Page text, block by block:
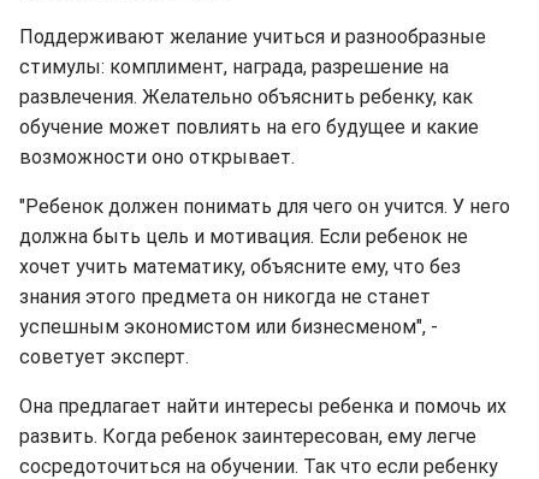
Поддерживают желание учиться и разнообразные
стимулы: комплимент, награда, разрешение на
развлечения. Желательно объяснить ребенку, как
обучение может повлиять на его будущее и какие
возможности оно открывает.
"Ребенок должен понимать для чего он учится. У него
должна быть цель и мотивация. Если ребенок не
хочет учить математику, объясните ему, что без
знания этого предмета он никогда не станет
успешным экономистом или бизнесменом", -
советует эксперт.
Она предлагает найти интересы ребенка и помочь их
развить. Когда ребенок заинтересован, ему легче
сосредоточиться на обучении. Так что если ребенку